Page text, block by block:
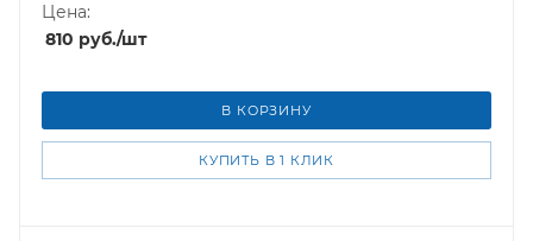
Цена:
810 руб./шт
В КОРЗИНУ
КУПИТЬ В 1 КЛИК